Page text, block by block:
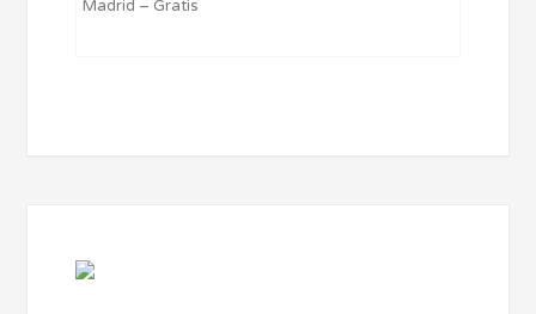
Madrid – Gratis